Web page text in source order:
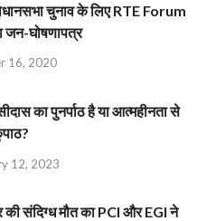
चुनाव के लिए RTE Forum
जन-घोषणापत्र
16, 2020
का पुनर्पाठ है या आत्महीनता से
12, 2023
की संदिग्ध मौत का PCI और EGI ने